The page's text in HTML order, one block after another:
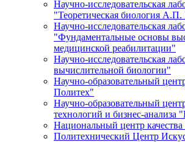
Научно-исследовательская
"Теоретическая биология А.П.
Научно-исследовательская
"Фундаментальные основы
медицинской реабилитации"
Научно-исследовательская
вычислительной биологии"
Научно-образовательный
Политех"
Научно-образовательный
технологий и бизнес-анализа
Национальный центр качества
Политехнический Центр